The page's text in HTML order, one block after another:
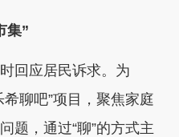
集”
应居民诉求。为
聊吧”项目，聚焦家庭
题，通过“聊”的方式主